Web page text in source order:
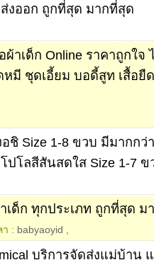
ส่งออก ถูกที่สุด มากที่สุด
ผ้าเด็ก Online ราคาถูกใจ
ชุดเอี้ยม บอดี้สูท เสื้อยืด
อชิ Size 1-8 ขวบ มีมากกว่
ปโลสีสันสดใส Size 1-7 ข
เด็ก ทุกประเภท ถูกที่สุด ม
: babyaoyid
บริการจัดส่งแม่บ้าน